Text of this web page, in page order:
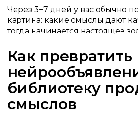
Через 3−7 дней у вас обычно
картина: какие смыслы дают
тогда начинается настоящее
Как превратить
библиотеку
смыслов